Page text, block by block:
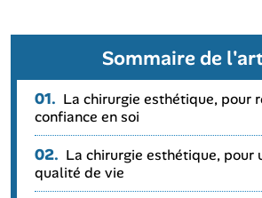
Sommaire de
01. La chirurgie esthétique, pour
confiance en soi
02. La chirurgie esthétique, pour
qualité de vie